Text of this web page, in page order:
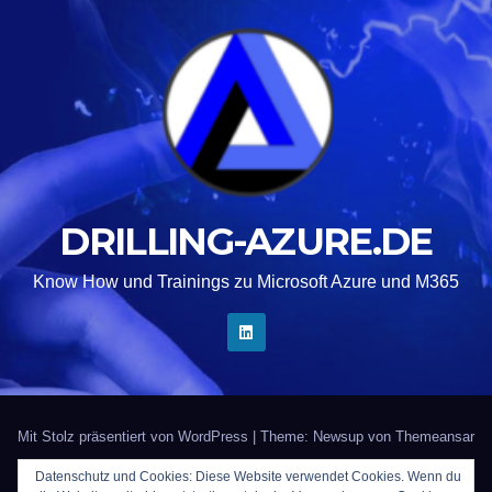
DRILLING-AZURE.DE
Know How und Trainings zu Microsoft Azure und M365
Mit Stolz präsentiert von WordPress Theme: Newsup von Themeansar
Datenschutz und Cookies: Diese Website verwendet Cookies. Wenn du